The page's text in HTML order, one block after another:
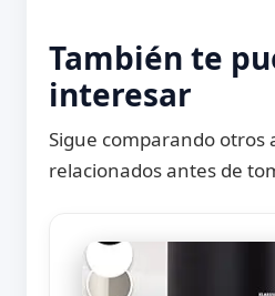
También te
interesar
Sigue comparando otros
relacionados antes de